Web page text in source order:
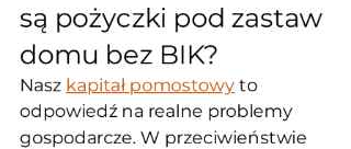
są pożyczki pod zastaw
domu bez BIK?
Nasz kapitał pomostowy to
odpowiedź na realne problemy
gospodarcze. W przeciwieństwie